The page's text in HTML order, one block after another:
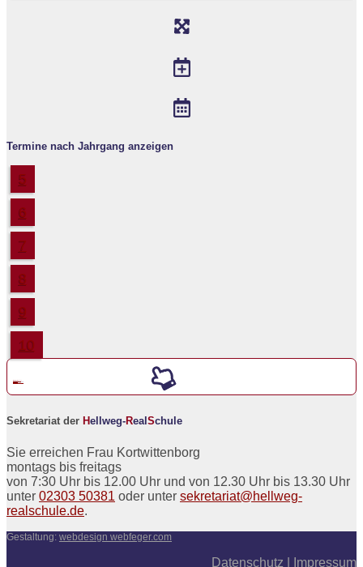
Termine nach Jahrgang anzeigen
5
6
7
8
9
10
Sekretariat der Hellweg-Real Schule
Sie erreichen Frau Kortwittenborg
montags bis freitags
von 7:30 Uhr bis 12.00 Uhr und von 12.30 Uhr bis 13.30 Uhr
unter 02303 50381 oder unter sekretariat@hellweg-
realschule.de.
Gestaltung: webdesign webfeger.com
Datenschutz Impressum